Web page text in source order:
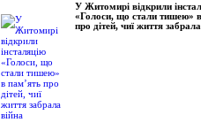
У Житомирі відкрили
«Голоси, що стали тишею»
про дітей, чиї життя